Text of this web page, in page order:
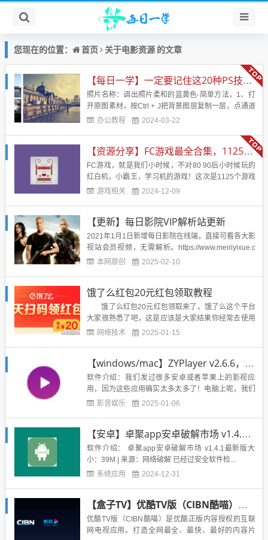
您现在的位置： 首页 关于电影资源 的文章
【每日一学】一定要记住这20种PS技术！！！会让你的照片美的不行
照片名称：调出照片柔和的蓝黄色-简单方法，1、打
开原图素材，按Ctrl + J把背景图层复制一层，点通道
面板，选择蓝色通道，图像 > 应用图像，图层为背
钩， 2、回到图层面板，创建曲线调整图层，蓝通
道：44，182，红通道：89，108&nb...
办公教程 2024-03-22
【资源分享】FC游戏最全合集，1125个游戏
FC游戏，就是我们小时候，不对80 90后小时候玩的
红白机，小霸王，学习机的游戏！这次是1125个游戏
合集，应该是市面上见到的最全的合集了！带模拟
246 MB游戏版本：应该是最全版本了。支持系统：电
脑【游戏...
游戏相关 2024-12-09
【更新】每日影院VIP解析站更新
2021年1月1日新增每日影院在线端，直接可看各大影
视站会员视频，无需解析。https://www.meiriyixue.c
n/jx2021年1月2号更新1、新增5个接口，踢除无用及
酷，乐视等等都要vip而苦...
本网原创 2025-02-10
饿了么红包20元红包领取教程
饿了么红包20元红包领取来了。饿了么这个平台
大家很熟悉了吧，这是应该是大家结果你经常去使用
的外卖平台了，如今很多人都喜欢点外面，一是没时
个可以饿了么红包20元红包领取方法，有需要的快来
看看。饿了么红包20...
网络技术 2025-01-15
【windows/mac】ZYPlayer v2.6.6，电脑端的影视软件
软件介绍：我们发过很多安卓或者苹果上的影视应
用，因为这些应用确实太多太多了！电脑上呢，我们
也一直推荐咱们的每日影院，嘿嘿嘿嘿今天给大家推
差不多，不过每日影院剔除了几个不怎么优质的资源
网这款软件...
影音娱乐 2025-01-06
【安卓】卓聚app安卓破解市场 v1.4.1最新版，蓝奏搜索神器，全网破解资源免费下
软件介绍： 卓聚app安卓破解市场 v1.4.1最新版大
小：39M | 来源：网络破解 已经过安全软件检...
系统应用 2024-12-31
【盒子TV】优酷TV版（CIBN酷喵）【9.0.1.4最新版本】去除广告
优酷TV版（CIBN酷喵）是优酷正版内容授权的互联
网电视应用。打造全网最全、最快、最好的内容片